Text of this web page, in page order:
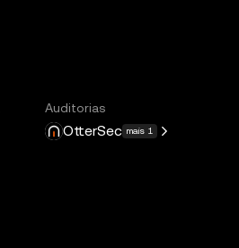
Auditorias
OtterSec mais 1